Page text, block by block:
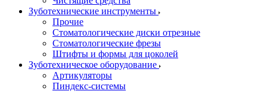
Зуботехнические инструменты
Прочие
Стоматологические диски отрезные
Стоматологические фрезы
Штифты и формы для цоколей
Зуботехническое оборудование
Артикуляторы
Пиндекс-системы